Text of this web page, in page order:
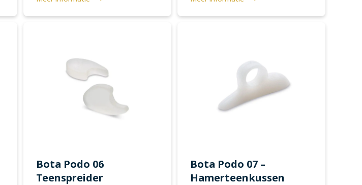
mobiliteit behouden. Sluit nauw op
de voet a...
veroorzaken een merkbare
ontlasting van de spieren en pezen
Bota Podo 06
Teenspreider
Bota Podo 07 –
Hamerteenkussen